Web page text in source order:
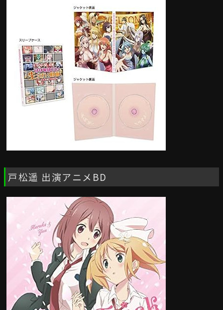
戸松遥 出演アニメBD